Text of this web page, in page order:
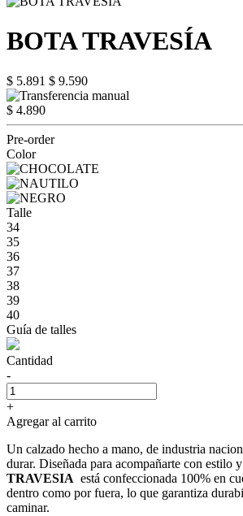
BOTA TRAVESÍA
$ 5.891 $ 9.590
$ 4.890
Pre-order
Color
Talle
34
35
36
37
38
39
40
Guía de talles
Cantidad
-
+
Agregar al carrito
Un calzado hecho a mano, de industria
durar. Diseñada para acompañarte con estilo
TRAVESIA está confeccionada 100% en
dentro como por fuera, lo que garantiza
caminar.